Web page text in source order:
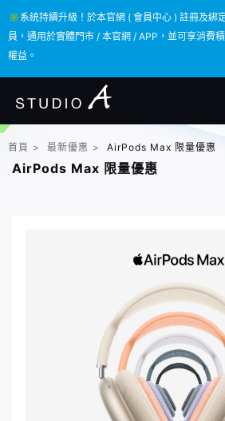
✳️系統持續升級！於本官網 ( 會員中心 ) 註冊及綁
員，通用於實體門市 / 本官網 / APP，並可享消費
權益。
✳️系統持續升級！於本官網 ( 會員中心 ) 註冊及綁
員，通用於實體門市 / 本官網 / APP，並可享消費
權益。
首頁 > 最新優惠 > AirPods Max 限量優惠
AirPods Max 限量優惠